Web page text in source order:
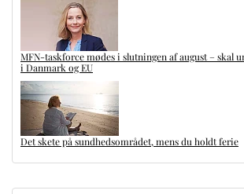
MFN-taskforce mødes i slutningen af august – skal
i Danmark og EU
Det skete på sundhedsområdet, mens du holdt ferie